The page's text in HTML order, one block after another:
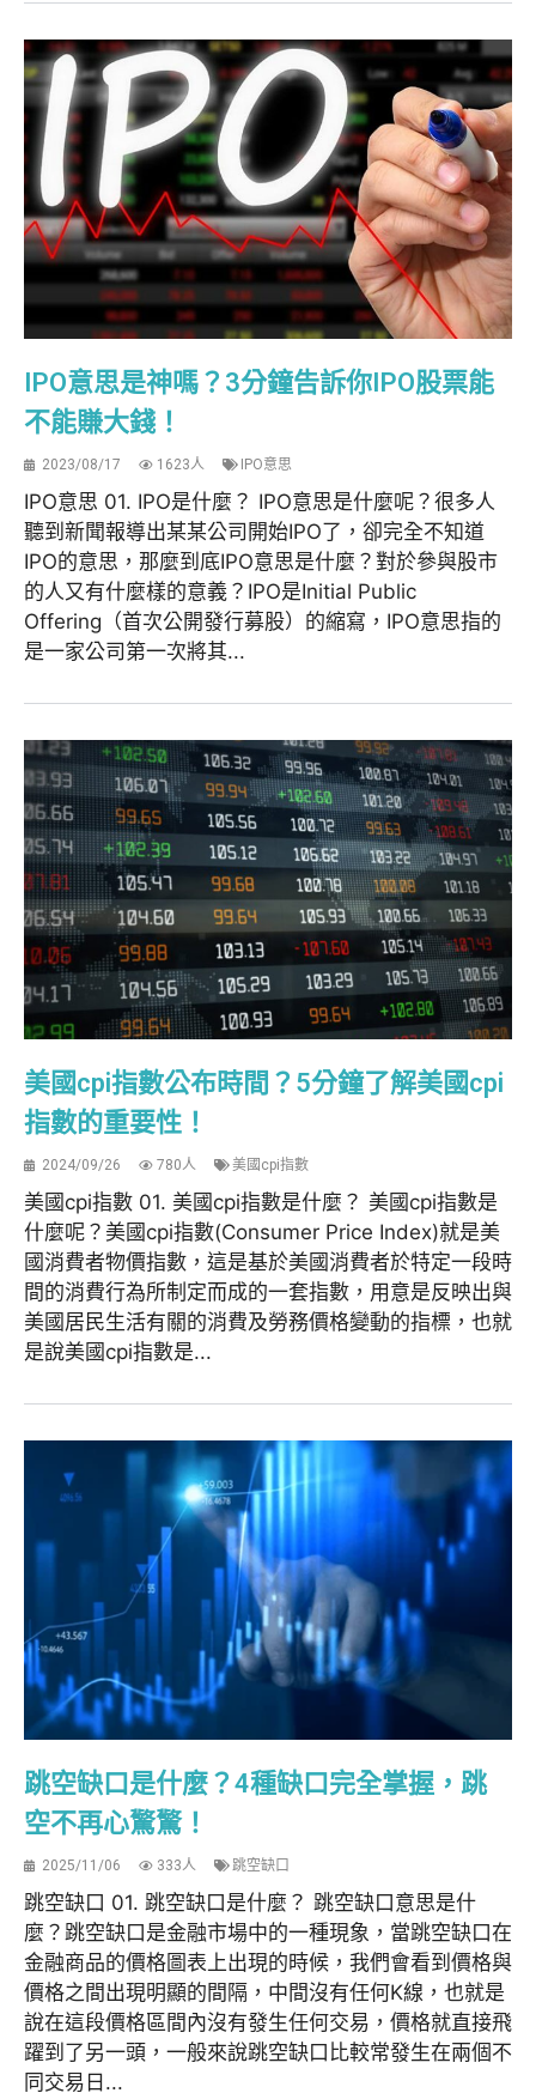
IPO意思是神嗎？3分鐘告訴你IPO股票能
不能賺大錢！
2023/08/17 1623人 IPO意思
IPO意思 01. IPO是什麼？ IPO意思是什麼呢？很多人
聽到新聞報導出某某公司開始IPO了，卻完全不知道
IPO的意思，那麼到底IPO意思是什麼？對於參與股市
的人又有什麼樣的意義？IPO是Initial Public
Offering（首次公開發行募股）的縮寫，IPO意思指的
是一家公司第一次將其...
美國cpi指數公布時間？5分鐘了解美國cpi
指數的重要性！
2024/09/26 780人 美國cpi指數
美國cpi指數 01. 美國cpi指數是什麼？ 美國cpi指數是
什麼呢？美國cpi指數(Consumer Price Index)就是美
國消費者物價指數，這是基於美國消費者於特定一段時
間的消費行為所制定而成的一套指數，用意是反映出與
美國居民生活有關的消費及勞務價格變動的指標，也就
是說美國cpi指數是...
跳空缺口是什麼？4種缺口完全掌握，跳
空不再心驚驚！
2025/11/06 333人 跳空缺口
跳空缺口 01. 跳空缺口是什麼？ 跳空缺口意思是什
麼？跳空缺口是金融市場中的一種現象，當跳空缺口在
金融商品的價格圖表上出現的時候，我們會看到價格與
價格之間出現明顯的間隔，中間沒有任何K線，也就是
說在這段價格區間內沒有發生任何交易，價格就直接飛
躍到了另一頭，一般來說跳空缺口比較常發生在兩個不
同交易日...